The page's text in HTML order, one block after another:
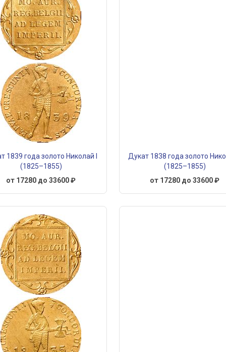
1839 года золото Николай I
(1825–1855)
от 17280 до 33600 ₽
Дукат 1838 года золото
(1825–1855)
от 17280 до 33600 ₽